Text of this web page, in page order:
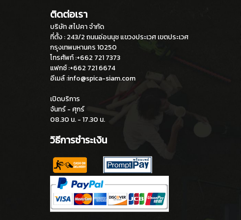
ติดต่อเรา
บริษัท สไปคา จำกัด
ที่ตั้ง : 243/2 ถนนอ่อนนุช แขวงประเวศ เขตประเวศ
กรุงเทพมหานคร 10250
โทรศัพท์ :+662 721 7373
แฟกซ์ :+662 721 6674
อีเมล์ :info@spica-siam.com
เปิดบริการ
จันทร์ - ศุกร์
08.30 น. - 17.30 น.
วิธีการชำระเงิน